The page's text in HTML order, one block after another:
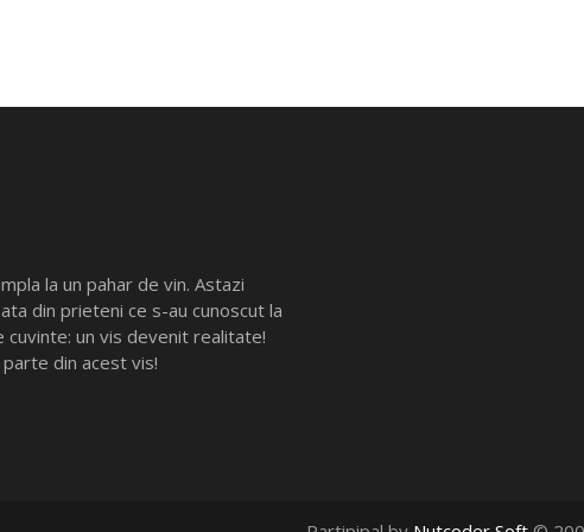
la un pahar de vin. Astazi
din prieteni ce s-au cunoscut la
un vis devenit realitate!
din acest vis!